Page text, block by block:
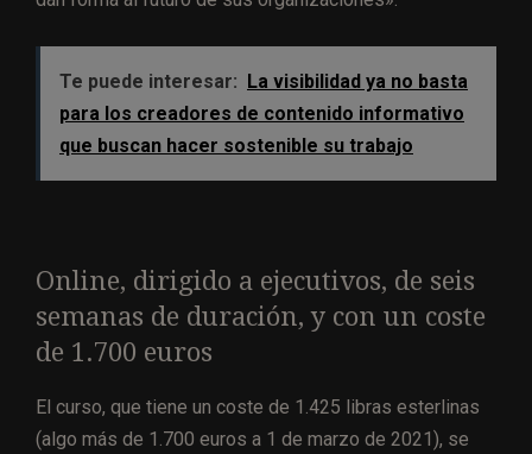
Te puede interesar: La visibilidad ya no basta
para los creadores de contenido informativo
que buscan hacer sostenible su trabajo
Online, dirigido a ejecutivos, de seis
semanas de duración, y con un coste
de 1.700 euros
El curso, que tiene un coste de 1.425 libras esterlinas
(algo más de 1.700 euros a 1 de marzo de 2021), se